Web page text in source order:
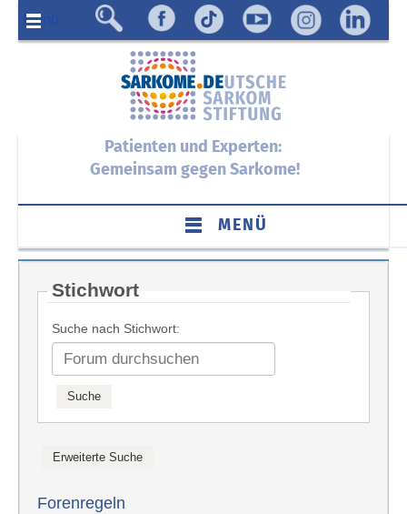
Menü
Patienten und Experten:
Gemeinsam gegen Sarkome!
MENÜ
Stichwort
Suche nach Stichwort:
Forenregeln